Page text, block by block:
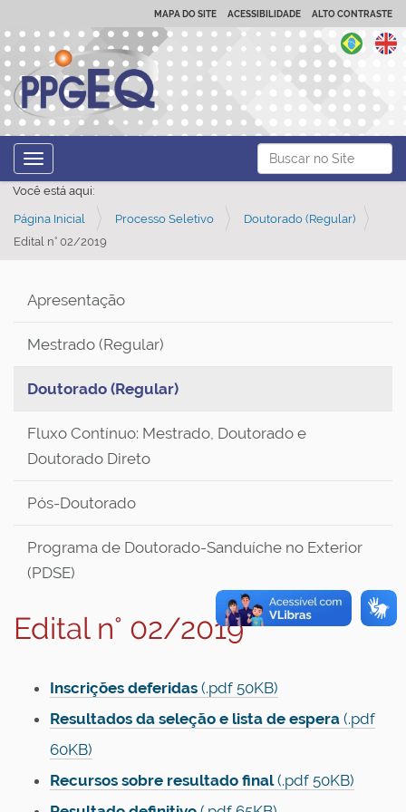
Busca
Busca Avançada…
MAPA DO SITE ACESSIBILIDADE ALTO CONTRASTE
Toggle navigation
Você está aqui:
Página Inicial Processo Seletivo
Doutorado (Regular)
Edital n° 02/2019
Apresentação
Mestrado (Regular)
Doutorado (Regular)
Fluxo Contínuo: Mestrado, Doutorado e
Doutorado Direto
Pós-Doutorado
Programa de Doutorado-Sanduíche no Exterior
(PDSE)
Edital n° 02/2019
Inscrições deferidas (.pdf 50KB)
Resultados da seleção e lista de espera (.pdf
60KB)
Recursos sobre resultado final(.pdf 50KB)